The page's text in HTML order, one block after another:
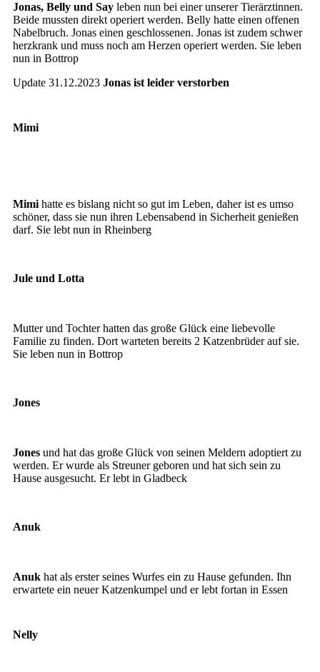
Jonas, Belly und Sayleben nun bei einer unserer Tierärztinnen.
Beide mussten direkt operiert werden. Belly hatte einen offenen
Nabelbruch. Jonas einen geschlossenen. Jonas ist zudem schwer
herzkrank und muss noch am Herzen operiert werden. Sie leben
nun in Bottrop
Update 31.12.2023 Jonas ist leider verstorben
Mimi
Mimihatte es bislang nicht so gut im Leben, daher ist es umso
schöner, dass sie nun ihren Lebensabend in Sicherheit genießen
darf. Sie lebt nun in Rheinberg
Jule und Lotta
Mutter und Tochter hatten das große Glück eine liebevolle
Familie zu finden. Dort warteten bereits 2 Katzenbrüder auf sie.
Sie leben nun in Bottrop
Jones
Jones und hat das große Glück von seinen Meldern adoptiert zu
werden. Er wurde als Streuner geboren und hat sich sein zu
Hause ausgesucht. Er lebt in Gladbeck
Anuk
Anukhat als erster seines Wurfes ein zu Hause gefunden. Ihn
erwartete ein neuer Katzenkumpel und er lebt fortan in Essen
Nelly